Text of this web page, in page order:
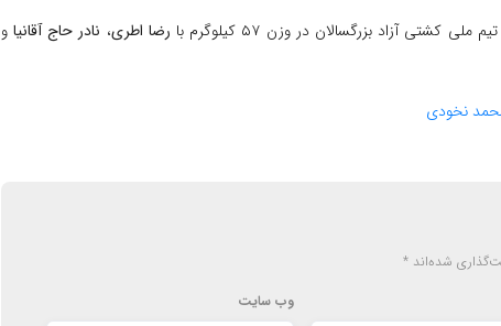
آزاد بزرگسالان در وزن ۵۷ کیلوگرم با
رضا اطری، نادر حاج آقانیا و
نخودی
شده‌اند *
وب‌ سایت
آمویان از